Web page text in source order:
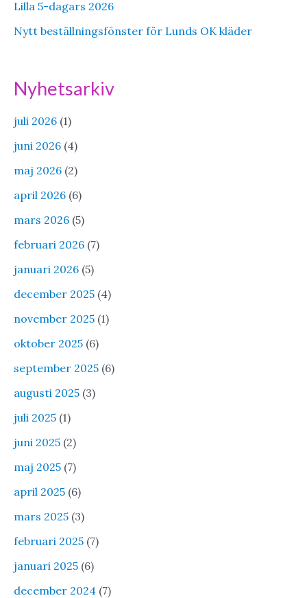
Lilla 5-dagars 2026
Nytt beställningsfönster för Lunds OK kläder
Nyhetsarkiv
juli 2026 (1)
juni 2026 (4)
maj 2026 (2)
april 2026 (6)
mars 2026 (5)
februari 2026 (7)
januari 2026 (5)
december 2025 (4)
november 2025 (1)
oktober 2025 (6)
september 2025 (6)
augusti 2025 (3)
juli 2025 (1)
juni 2025 (2)
maj 2025 (7)
april 2025 (6)
mars 2025 (3)
februari 2025 (7)
januari 2025 (6)
december 2024 (7)